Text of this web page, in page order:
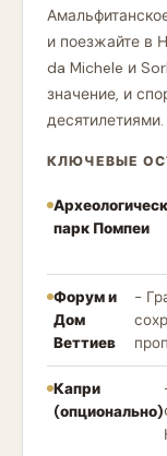
и поезжайте в
da Michele и
значение, и
десятилетиями.
КЛЮЧЕВЫЕ
парк Помпеи
Форум и
Дом
Веттиев
-
Капри
(опционально)